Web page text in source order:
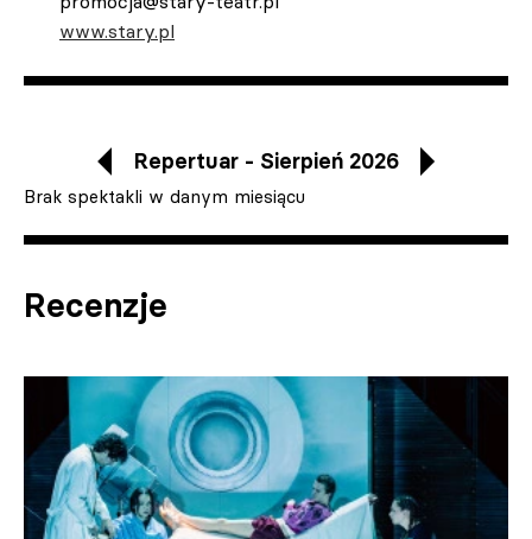
www.stary.pl
Repertuar - Sierpień 2026
Brak spektakli w danym miesiącu
Recenzje